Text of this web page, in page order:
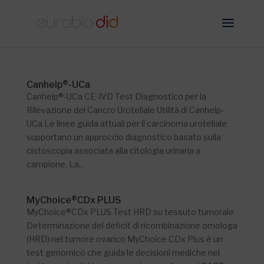
Canhelp®-UCa
Canhelp®-UCa CE-IVD Test Diagnostico per la
Rilevazione del Cancro Uroteliale Utilità di Canhelp-
UCa Le linee guida attuali per il carcinoma uroteliale
supportano un approccio diagnostico basato sulla
cistoscopia associata alla citologia urinaria a
campione. La...
MyChoice®CDx PLUS
MyChoice®CDx PLUS Test HRD su tessuto tumorale
Determinazione del deficit di ricombinazione omologa
(HRD) nel tumore ovarico MyChoice CDx Plus è un
test genomico che guida le decisioni mediche nel